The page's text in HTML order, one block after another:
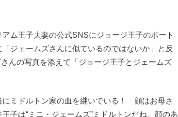
ム王子夫妻の公式SNSにジョージ王子のポート
ジェームズさんに似ているのではないか」と反
んの写真を添えて「ジョージ王子とジェームズ
ミドルトン家の血を継いでいる！ 顔はお母さ
子は“ミニ・ジェームズ”ミドルトンだね。顔のあ